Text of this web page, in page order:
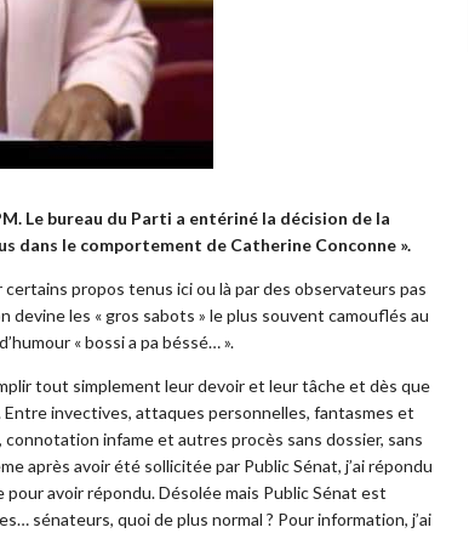
Le bureau du Parti a entériné la décision de la
dans le comportement de Catherine Conconne ».
propos tenus ici ou là par des observateurs pas
devine les « gros sabots » le plus souvent camouflés au
« bossi a pa béssé… ».
tout simplement leur devoir et leur tâche et dès que
invectives, attaques personnelles, fantasmes et
infame et autres procès sans dossier, sans
après avoir été sollicitée par Public Sénat, j’ai répondu
avoir répondu. Désolée mais Public Sénat est
sénateurs, quoi de plus normal ? Pour information, j’ai